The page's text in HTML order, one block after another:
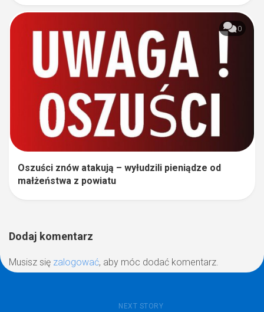
0
Oszuści znów atakują – wyłudzili pieniądze od
małżeństwa z powiatu
Dodaj komentarz
Musisz się zalogować, aby móc dodać komentarz.
NEXT STORY